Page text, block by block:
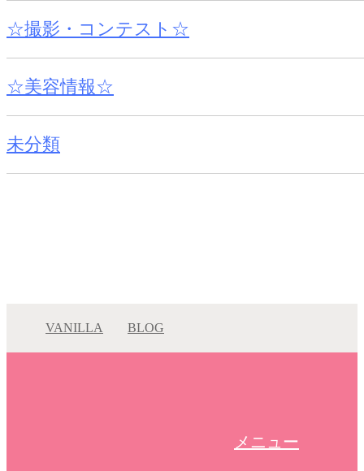
☆撮影・コンテスト☆
☆美容情報☆
未分類
VANILLA BLOG
メニュー